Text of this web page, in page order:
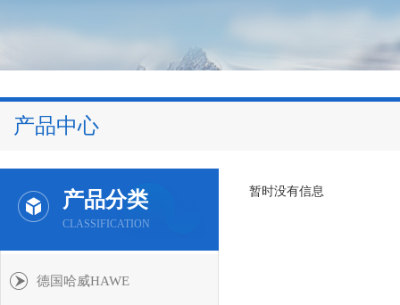
产品中心
产品分类
CLASSIFICATION
德国哈威HAWE
暂时没有信息